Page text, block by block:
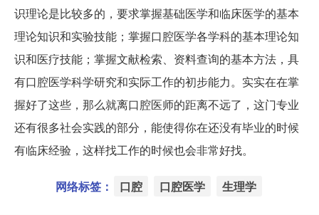
识理论是比较多的，要求掌握基础医学和临床医学的基本
理论知识和实验技能；掌握口腔医学各学科的基本理论知
识和医疗技能；掌握文献检索、资料查询的基本方法，具
有口腔医学科学研究和实际工作的初步能力。实实在在掌
握好了这些，那么就离口腔医师的距离不远了，这门专业
还有很多社会实践的部分，能使得你在还没有毕业的时候
有临床经验，这样找工作的时候也会非常好找。
网络标签： 口腔 口腔医学 生理学